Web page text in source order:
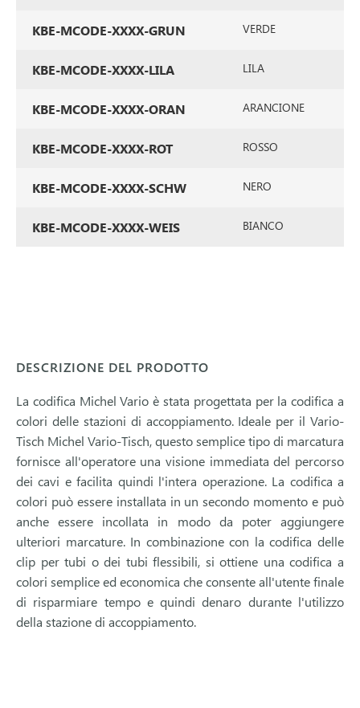
KBE-MCODE-XXXX-GRUN VERDE
KBE-MCODE-XXXX-LILA LILA
KBE-MCODE-XXXX-ORAN ARANCIONE
KBE-MCODE-XXXX-ROT ROSSO
KBE-MCODE-XXXX-SCHW NERO
KBE-MCODE-XXXX-WEIS BIANCO
DESCRIZIONE DEL PRODOTTO
La codifica Michel Vario è stata progettata per la codifica a
colori delle stazioni di accoppiamento. Ideale per il Vario-
Tisch Michel Vario-Tisch, questo semplice tipo di marcatura
fornisce all'operatore una visione immediata del percorso
dei cavi e facilita quindi l'intera operazione. La codifica a
colori può essere installata in un secondo momento e può
anche essere incollata in modo da poter aggiungere
ulteriori marcature. In combinazione con la codifica delle
clip per tubi o dei tubi flessibili, si ottiene una codifica a
colori semplice ed economica che consente all'utente finale
di risparmiare tempo e quindi denaro durante l'utilizzo
della stazione di accoppiamento.